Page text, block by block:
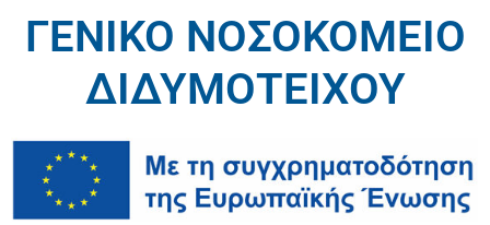
ΓΕΝΙΚΟ ΝΟΣΟΚΟΜΕΙΟ
ΔΙΔΥΜΟΤΕΙΧΟΥ